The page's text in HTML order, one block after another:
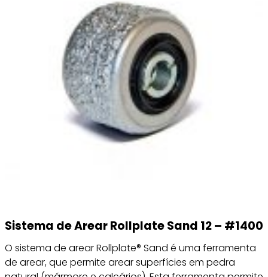
Sistema de Arear Rollplate Sand 12 – #1400
O sistema de arear Rollplate® Sand é uma ferramenta
de arear, que permite arear superfícies em pedra